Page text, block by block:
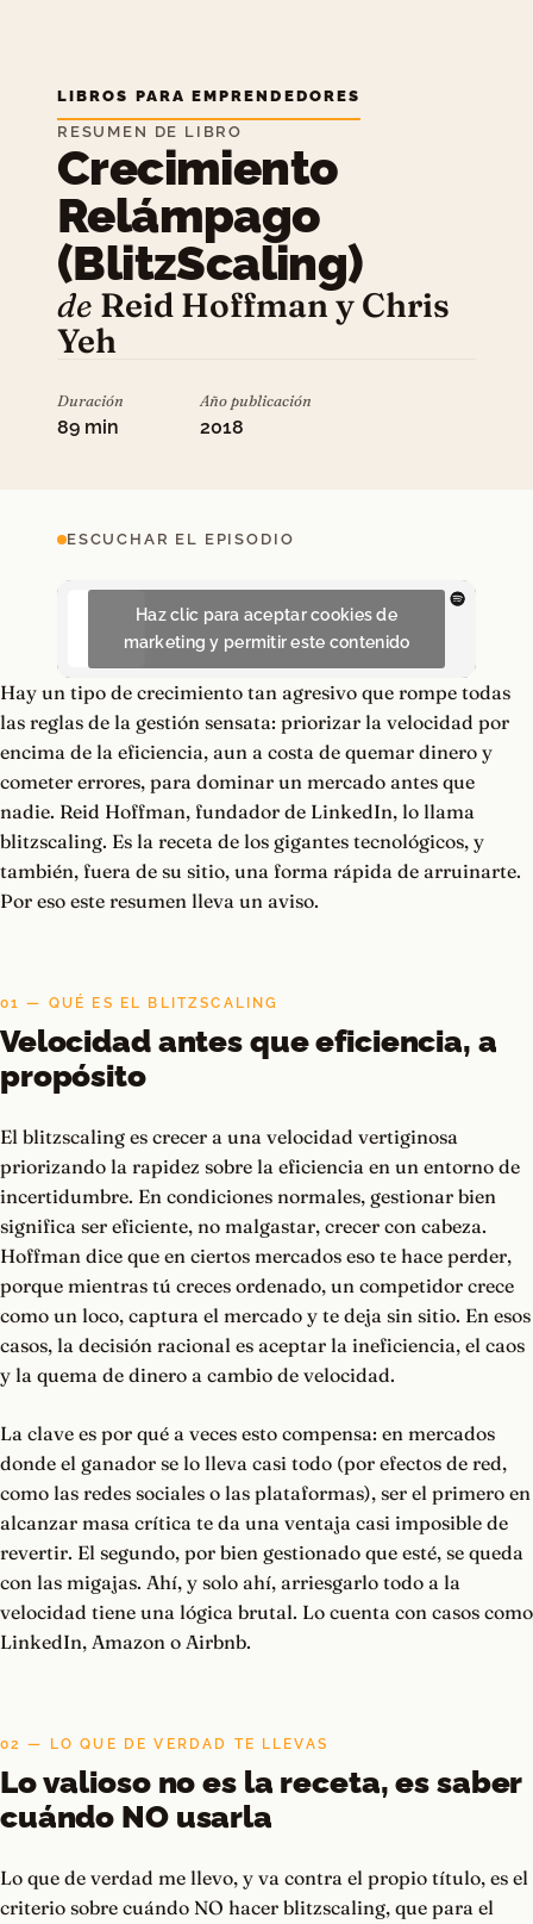
LIBROS PARA EMPRENDEDORES
RESUMEN DE LIBRO
Crecimiento
Relámpago
(BlitzScaling)
de Reid Hoffman y Chris
Yeh
Duración
89 min
Año publicación
2018
ESCUCHAR EL EPISODIO
Haz clic para aceptar cookies de
marketing y permitir este contenido
Hay un tipo de crecimiento tan agresivo que rompe todas
las reglas de la gestión sensata: priorizar la velocidad por
encima de la eficiencia, aun a costa de quemar dinero y
cometer errores, para dominar un mercado antes que
nadie. Reid Hoffman, fundador de LinkedIn, lo llama
blitzscaling. Es la receta de los gigantes tecnológicos, y
también, fuera de su sitio, una forma rápida de arruinarte.
Por eso este resumen lleva un aviso.
01 — QUÉ ES EL BLITZSCALING
Velocidad antes que eficiencia, a
propósito
El blitzscaling es crecer a una velocidad vertiginosa
priorizando la rapidez sobre la eficiencia en un entorno de
incertidumbre. En condiciones normales, gestionar bien
significa ser eficiente, no malgastar, crecer con cabeza.
Hoffman dice que en ciertos mercados eso te hace perder,
porque mientras tú creces ordenado, un competidor crece
como un loco, captura el mercado y te deja sin sitio. En esos
casos, la decisión racional es aceptar la ineficiencia, el caos
y la quema de dinero a cambio de velocidad.
La clave es por qué a veces esto compensa: en mercados
donde el ganador se lo lleva casi todo (por efectos de red,
como las redes sociales o las plataformas), ser el primero en
alcanzar masa crítica te da una ventaja casi imposible de
revertir. El segundo, por bien gestionado que esté, se queda
con las migajas. Ahí, y solo ahí, arriesgarlo todo a la
velocidad tiene una lógica brutal. Lo cuenta con casos como
LinkedIn, Amazon o Airbnb.
02 — LO QUE DE VERDAD TE LLEVAS
Lo valioso no es la receta, es saber
cuándo NO usarla
Lo que de verdad me llevo, y va contra el propio título, es el
criterio sobre cuándo NO hacer blitzscaling, que para el